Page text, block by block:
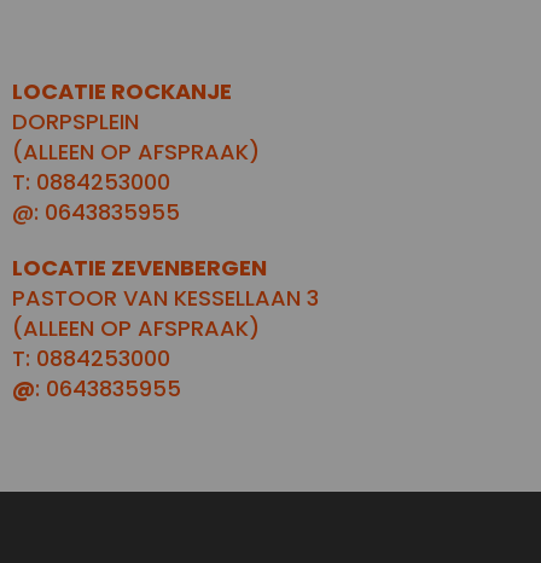
LOCATIE ROCKANJE
DORPSPLEIN
(ALLEEN OP AFSPRAAK)
T: 0884253000
@: 0643835955
LOCATIE ZEVENBERGEN
PASTOOR VAN KESSELLAAN 3
(ALLEEN OP AFSPRAAK)
T: 0884253000
@: 0643835955